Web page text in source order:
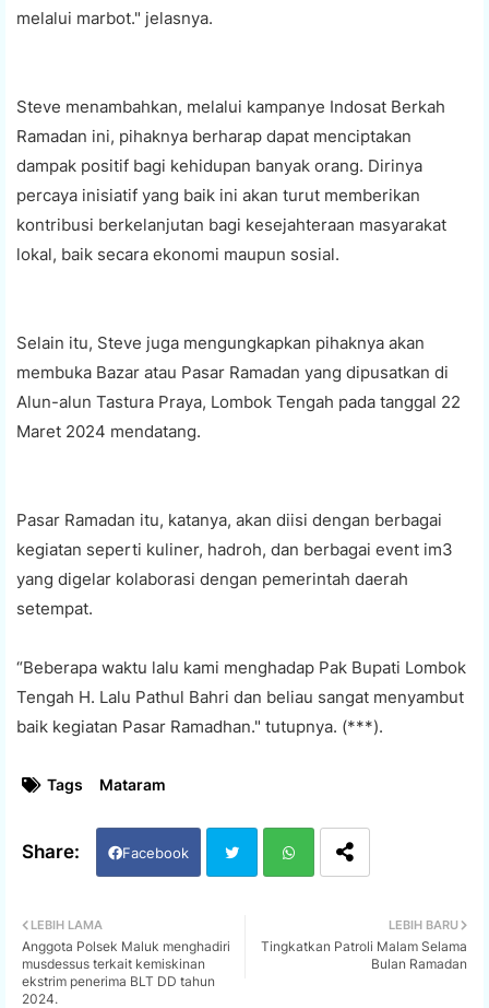
melalui marbot." jelasnya.
Steve menambahkan, melalui kampanye Indosat Berkah
Ramadan ini, pihaknya berharap dapat menciptakan
dampak positif bagi kehidupan banyak orang. Dirinya
percaya inisiatif yang baik ini akan turut memberikan
kontribusi berkelanjutan bagi kesejahteraan masyarakat
lokal, baik secara ekonomi maupun sosial.
Selain itu, Steve juga mengungkapkan pihaknya akan
membuka Bazar atau Pasar Ramadan yang dipusatkan di
Alun-alun Tastura Praya, Lombok Tengah pada tanggal 22
Maret 2024 mendatang.
Pasar Ramadan itu, katanya, akan diisi dengan berbagai
kegiatan seperti kuliner, hadroh, dan berbagai event im3
yang digelar kolaborasi dengan pemerintah daerah
setempat.
“Beberapa waktu lalu kami menghadap Pak Bupati Lombok
Tengah H. Lalu Pathul Bahri dan beliau sangat menyambut
baik kegiatan Pasar Ramadhan." tutupnya. (***).
Tags Mataram
Facebook
tter ats
LEBIH BARU
Tingkatkan Patroli Malam Selama
Bulan Ramadan
LEBIH LAMA
Anggota Polsek Maluk menghadiri
musdessus terkait kemiskinan
ekstrim penerima BLT DD tahun
2024.